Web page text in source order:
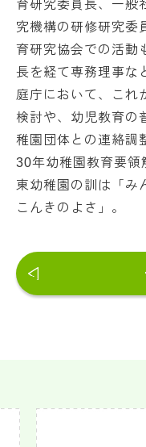
育研究委員長、一般
究機構の研修研究委
育研究協会での活動
長を経て専務理事な
庭庁において、これ
検討や、幼児教育の
稚園団体との連絡調
30年幼稚園教育要領
東幼稚園の訓は「み
こんきのよさ」。